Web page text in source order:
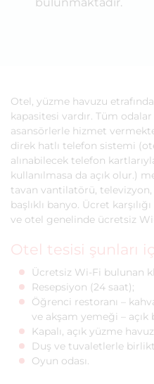
Otel, yüzme havuzu
kapasitesi vardır. Tüm
asansörlerle hizmet
direk hatlı telefon sistemi
alınabilecek telefon
kullanılmasa da açık olur.)
tavan vantilatörü,
başlıklı banyo. Ücret
ve otel genelinde ücretsiz
Otel tesisi şunları
Ücretsiz Wi-Fi bulunan
Resepsiyon (24 saat);
Öğrenci restoranı –
ve akşam yemeği – açık
Kapalı, açık yüzme
Duş ve tuvaletlerle
Oyun odası.